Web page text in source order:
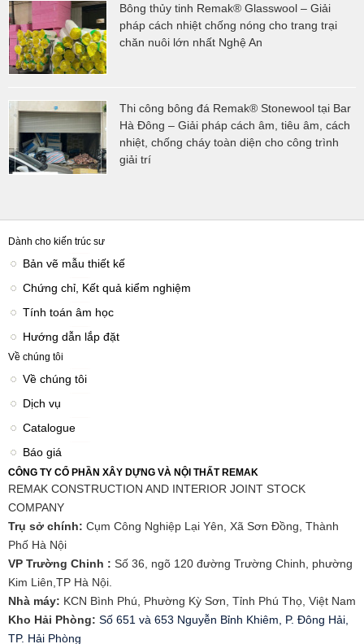
Bông thủy tinh Remak® Glasswool – Giải
pháp cách nhiệt chống nóng cho trang trại
chăn nuôi lớn nhất Nghệ An
Thi công bông đá Remak® Stonewool tại Bar
Hà Đông – Giải pháp cách âm, tiêu âm, cách
nhiệt, chống cháy toàn diện cho công trình
giải trí
Dành cho kiến trúc sư
Bản vẽ mẫu thiết kế
Chứng chỉ, Kết quả kiểm nghiệm
Tính toán âm học
Hướng dẫn lắp đặt
Về chúng tôi
Về chúng tôi
Dịch vụ
Catalogue
Báo giá
CÔNG TY CỔ PHẦN XÂY DỰNG VÀ NỘI THẤT REMAK
REMAK CONSTRUCTION AND INTERIOR JOINT STOCK
COMPANY
Trụ sở chính: Cụm Công Nghiệp Lại Yên, Xã Sơn Đồng, Thành
Phố Hà Nội
VP Trường Chinh : Số 36, ngõ 120 đường Trường Chinh, phường
Kim Liên,TP Hà Nội.
Nhà máy: KCN Bình Phú, Phường Kỳ Sơn, Tỉnh Phú Thọ, Việt Nam
Kho Hải Phòng: Số 651 và 653 Nguyễn Bỉnh Khiêm, P. Đông Hải,
TP. Hải Phòng